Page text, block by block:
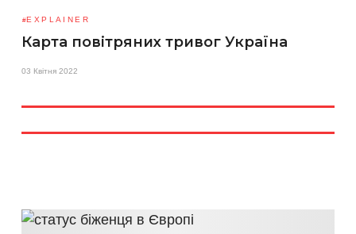
EXPLAINER
Карта повітряних тривог Україна
03 Квітня 2022